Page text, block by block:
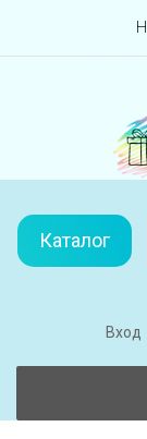
Каталог
Вход